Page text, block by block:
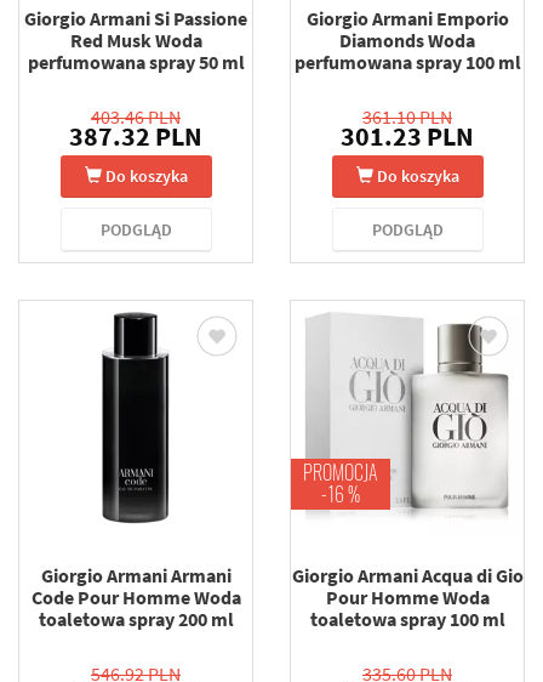
Giorgio Armani Si Passione
Red Musk Woda
perfumowana spray 50 ml
403.46 PLN
387.32 PLN
Do koszyka
PODGLĄD
Giorgio Armani Emporio
Diamonds Woda
perfumowana spray 100 ml
361.10 PLN
301.23 PLN
Do koszyka
PODGLĄD
Giorgio Armani Armani
Code Pour Homme Woda
toaletowa spray 200 ml
546.92 PLN
PROMOCJA
-16 %
Giorgio Armani Acqua di Gio
Pour Homme Woda
toaletowa spray 100 ml
335.60 PLN